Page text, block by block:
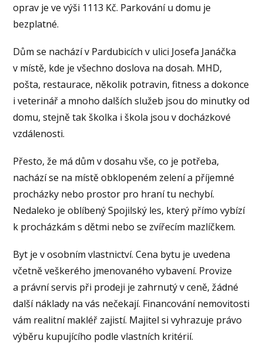
oprav je ve výši 1113 Kč. Parkování u domu je
bezplatné.
Dům se nachází v Pardubicích v ulici Josefa Janáčka
v místě, kde je všechno doslova na dosah. MHD,
pošta, restaurace, několik potravin, fitness a dokonce
i veterinář a mnoho dalších služeb jsou do minutky od
domu, stejně tak školka i škola jsou v docházkové
vzdálenosti.
Přesto, že má dům v dosahu vše, co je potřeba,
nachází se na místě obklopeném zelení a příjemné
procházky nebo prostor pro hraní tu nechybí.
Nedaleko je oblíbený Spojilský les, který přímo vybízí
k procházkám s dětmi nebo se zvířecím mazlíčkem.
Byt je v osobním vlastnictví. Cena bytu je uvedena
včetně veškerého jmenovaného vybavení. Provize
a právní servis při prodeji je zahrnutý v ceně, žádné
další náklady na vás nečekají. Financování nemovitosti
vám realitní makléř zajistí. Majitel si vyhrazuje právo
výběru kupujícího podle vlastních kritérií.